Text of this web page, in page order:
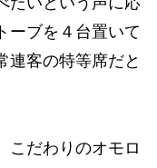
ーブを４台置いて
連客の特等席だと
だわりのオモロ